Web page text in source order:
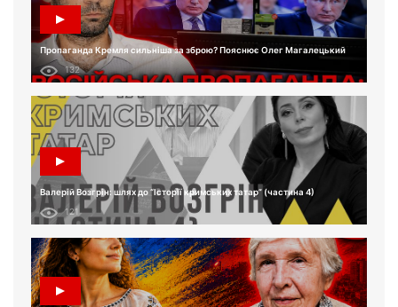
Пропаганда Кремля сильніша за зброю? Пояснює Олег Магалецький
132
Валерій Возгрін: шлях до “Історії кримських татар” (частина 4)
121